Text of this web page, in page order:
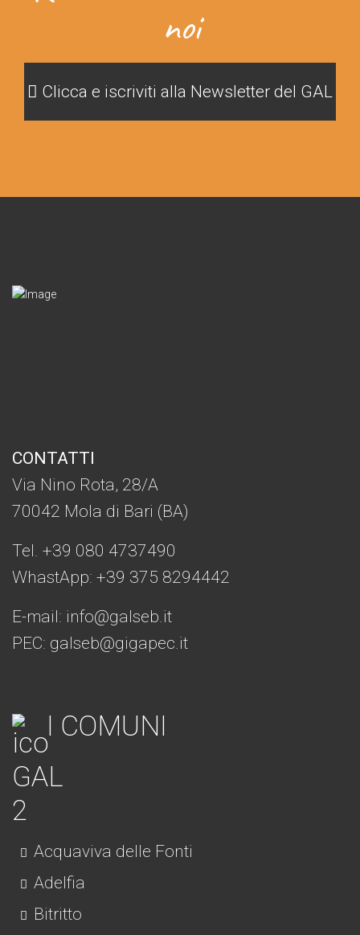
noi
Clicca e iscriviti alla Newsletter del GAL
CONTATTI
Via Nino Rota, 28/A
70042 Mola di Bari (BA)
Tel. +39 080 4737490
WhastApp: +39 375 8294442
E-mail: info@galseb.it
PEC: galseb@gigapec.it
I COMUNI
Acquaviva delle Fonti
Adelfia
Bitritto